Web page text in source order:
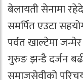
बेलायती सेनामा
समर्पित एउटा
पर्वत खाल्टेमा
गुरुङ झन्डै दर्जन
समाजसेवीको